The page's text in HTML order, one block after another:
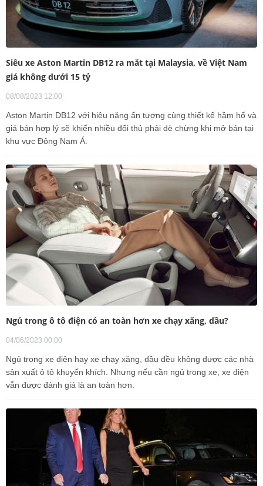
Siêu xe Aston Martin DB12 ra mắt tại Malaysia, về Việt Nam
giá không dưới 15 tỷ
08/08/2023 12:00
Aston Martin DB12 với hiệu năng ấn tượng cùng thiết kế hầm hố và
giá bán hợp lý sẽ khiến nhiều đối thủ phải dè chừng khi mở bán tại
khu vực Đông Nam Á.
Ngủ trong ô tô điện có an toàn hơn xe chạy xăng, dầu?
04/06/2023 00:00
Ngủ trong xe điện hay xe chạy xăng, dầu đều không được các nhà
sản xuất ô tô khuyến khích. Nhưng nếu cần ngủ trong xe, xe điện
vẫn được đánh giá là an toàn hơn.